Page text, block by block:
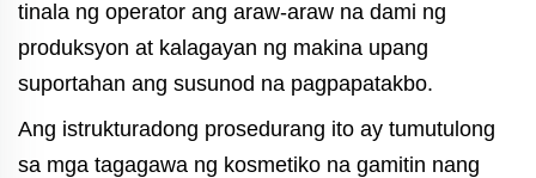
tinala ng operator ang araw-araw na dami ng
produksyon at kalagayan ng makina upang
suportahan ang susunod na pagpapatakbo.
Ang istrukturadong prosedurang ito ay tumutulong
sa mga tagagawa ng kosmetiko na gamitin nang